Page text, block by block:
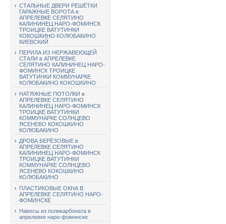
СТАЛЬНЫЕ ДВЕРИ РЕШЁТКИ
ГАРАЖНЫЕ ВОРОТА в
АПРЕЛЕВКЕ СЕЛЯТИНО
КАЛИНИНЕЦ НАРО-ФОМИНСК
ТРОИЦКЕ ВАТУТИНКИ
КОКОШКИНО КОЛЮБАКИНО
КИЕВСКИЙ
ПЕРИЛА ИЗ НЕРЖАВЕЮЩЕЙ
СТАЛИ в АПРЕЛЕВКЕ
СЕЛЯТИНО КАЛИНИНЕЦ НАРО-
ФОМИНСК ТРОИЦКЕ
ВАТУТИНКИ КОММУНАРКЕ
КОЛЮБАКИНО КОКОШКИНО
НАТЯЖНЫЕ ПОТОЛКИ в
АПРЕЛЕВКЕ СЕЛЯТИНО
КАЛИНИНЕЦ НАРО-ФОМИНСК
ТРОИЦКЕ ВАТУТИНКИ
КОММУНАРКЕ СОЛНЦЕВО
ЯСЕНЕВО КОКОШКИНО
КОЛЮБАКИНО
ДРОВА БЕРЁЗОВЫЕ в
АПРЕЛЕВКЕ СЕЛЯТИНО
КАЛИНИНЕЦ НАРО-ФОМИНСК
ТРОИЦКЕ ВАТУТИНКИ
КОММУНАРКЕ СОЛНЦЕВО
ЯСЕНЕВО КОКОШКИНО
КОЛЮБАКИНО
ПЛАСТИКОВЫЕ ОКНА В
АПРЕЛЕВКЕ СЕЛЯТИНО НАРО-
ФОМИНСКЕ
Навесы из поликарбоната в
апрелевке наро-фоминске